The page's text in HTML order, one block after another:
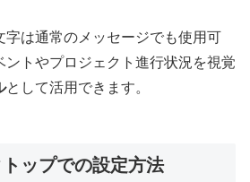
字は通常のメッセージでも使用可
ントやプロジェクト進行状況を視覚
として活用できます。
ップでの設定方法